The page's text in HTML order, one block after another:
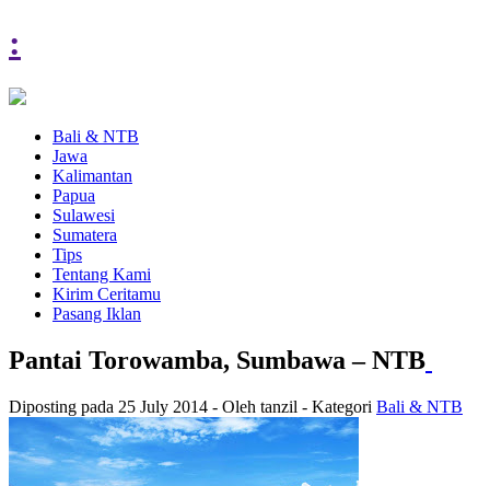
:
Bali & NTB
Jawa
Kalimantan
Papua
Sulawesi
Sumatera
Tips
Tentang Kami
Kirim Ceritamu
Pasang Iklan
Pantai Torowamba, Sumbawa – NTB
Diposting pada 25 July 2014 - Oleh tanzil - Kategori Bali & NTB